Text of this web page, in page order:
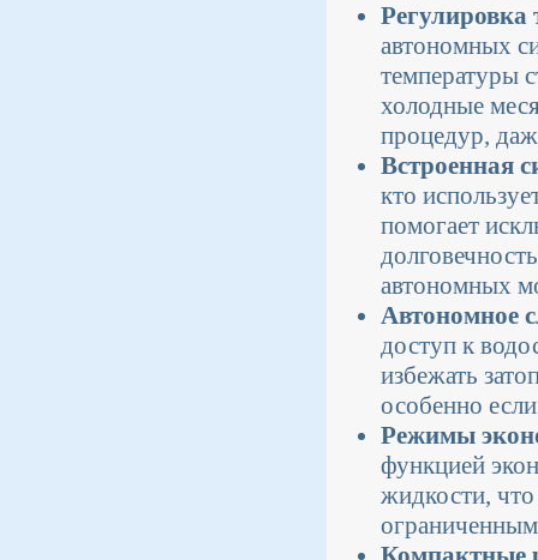
автономных
температуры
холодные
процедур,
Встроенная
кто
помогает
автономных
Автономное
доступ к
избежать
особенно
Режимы
функцией
жидкости,